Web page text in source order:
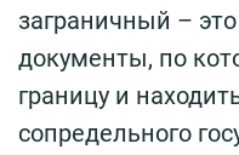
заграничный –
документы, по
границу и
сопредельного